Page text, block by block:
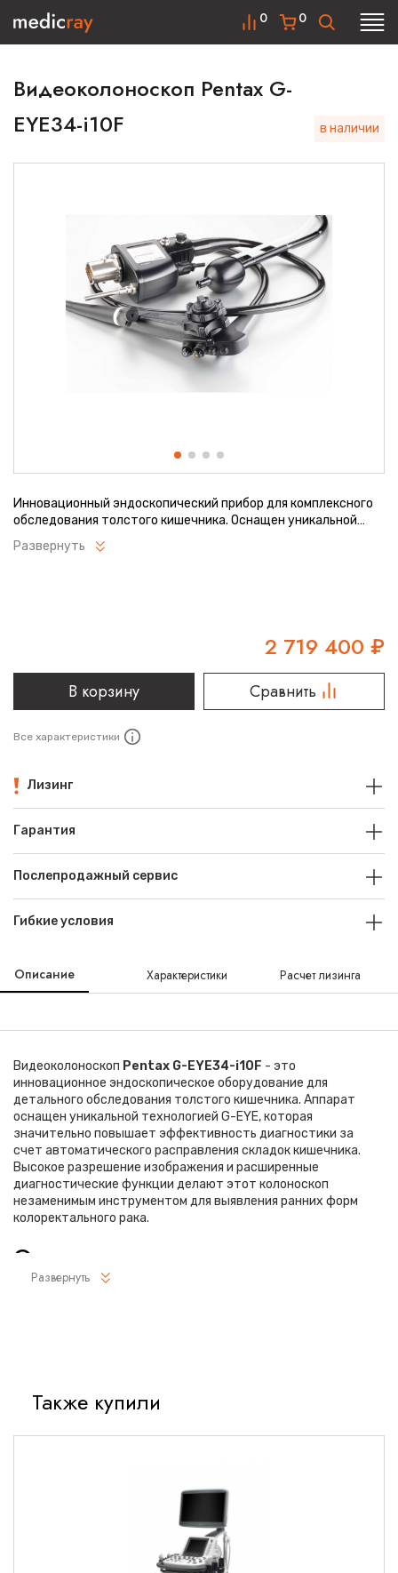
0
0
Видеоколоноскоп Pentax G-
EYE34-i10F
в наличии
Инновационный эндоскопический прибор для комплексного
обследования толстого кишечника. Оснащен уникальной
технологией для лучшей визуализации слизистой оболочки.
Позволяет проводить точную диагностику и лечебные
Развернуть
2 719 400 ₽
В корзину Сравнить
Все характеристики
Лизинг
Гарантия
Послепродажный сервис
Гибкие условия
Описание Характеристики Расчет лизинга
Видеоколоноскоп Pentax G-EYE34-i10F - это
инновационное эндоскопическое оборудование для
детального обследования толстого кишечника. Аппарат
оснащен уникальной технологией G-EYE, которая
значительно повышает эффективность диагностики за
счет автоматического расправления складок кишечника.
Высокое разрешение изображения и расширенные
диагностические функции делают этот колоноскоп
незаменимым инструментом для выявления ранних форм
колоректального рака.
Основные преимущества
Гибкий дистальный конец с радиусом изгиба 180°
Технические характеристики
Диаметр вводимой части: 12.9 мм
Развернуть
Также купили